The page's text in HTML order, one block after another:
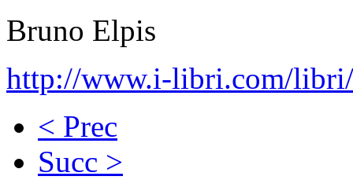
Bruno Elpis
http://www.i-libri.com/
< Prec
Succ >